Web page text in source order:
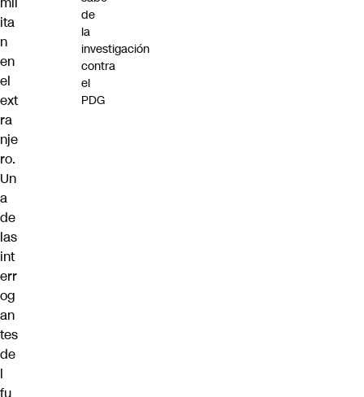
ita
n
en
el
ext
ra
nje
ro.
Un
a
de
las
int
err
og
an
tes
de
l
fu
de
la
investigación
contra
el
PDG